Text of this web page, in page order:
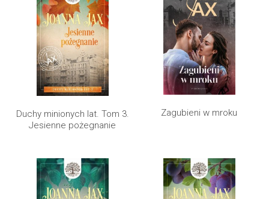
Duchy minionych lat. Tom 3.
Jesienne pożegnanie
Zagubieni w mroku